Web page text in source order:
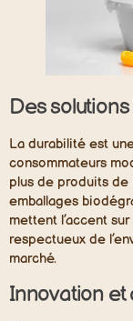
Des
La durabilité est
consommateurs
plus de produits
emballages
mettent l’accent
respectueux de
marché.
Innovation et